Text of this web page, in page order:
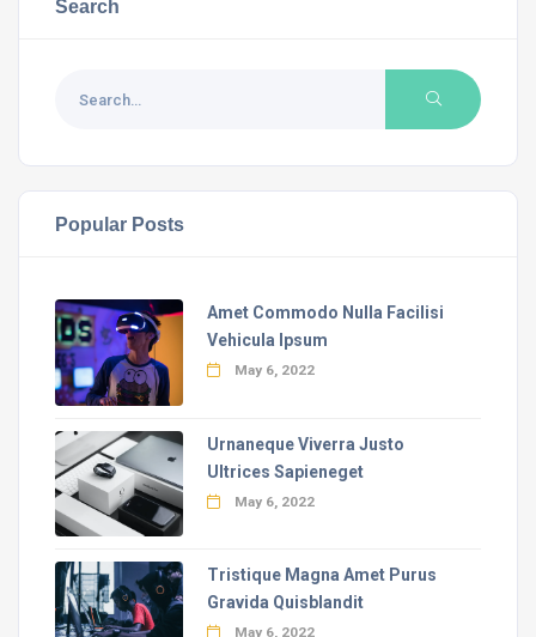
Search
Popular Posts
Amet Commodo Nulla Facilisi
Vehicula Ipsum
May 6, 2022
Urnaneque Viverra Justo
Ultrices Sapieneget
May 6, 2022
Tristique Magna Amet Purus
Gravida Quisblandit
May 6, 2022